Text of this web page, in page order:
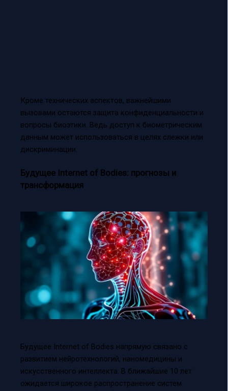
Кроме технических аспектов, важнейшими
вызовами остаются защита конфиденциальности и
вопросы биоэтики. Ведь доступ к биометрическим
данным может использоваться в целях слежки или
дискриминации.
Будущее Internet of Bodies: прогнозы и
трансформация
Будущее Internet of Bodies напрямую связано с
развитием нейротехнологий, наномедицины и
искусственного интеллекта. В ближайшие 10 лет
ожидается широкое распространение систем